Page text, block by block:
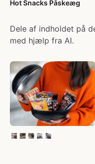
Hot Snacks Påskeæg
Dele af indholdet på
med hjælp fra AI.